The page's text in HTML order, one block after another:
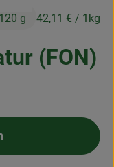
(FON)
g 42,11 € / 1kg
Warenkorb